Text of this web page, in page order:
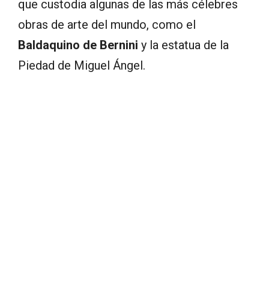
que custodia algunas de las más célebres
obras de arte del mundo, como el
Baldaquino de Bernini y la estatua de la
Piedad de Miguel Ángel.